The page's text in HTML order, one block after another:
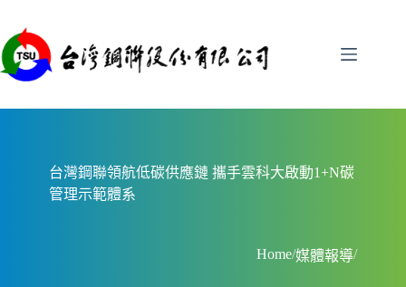
至
主
要
台灣鋼聯領航低碳供應鏈 攜手雲科大啟動1+N碳
管理示範體系
Home/媒體報導/